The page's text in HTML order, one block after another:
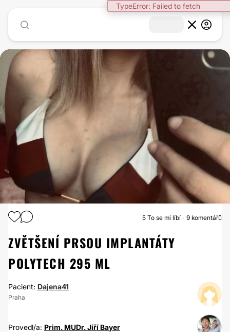
TypeError: Failed to fetch
ZVĚTŠENÍ PRSOU
5 To se mi líbí 9 komentářů
ZVĚTŠENÍ PRSOU IMPLANTÁTY
POLYTECH 295 ML
Pacient: Dajena41
Praha
Provedl/a: Prim. MUDr. Jiří Bayer